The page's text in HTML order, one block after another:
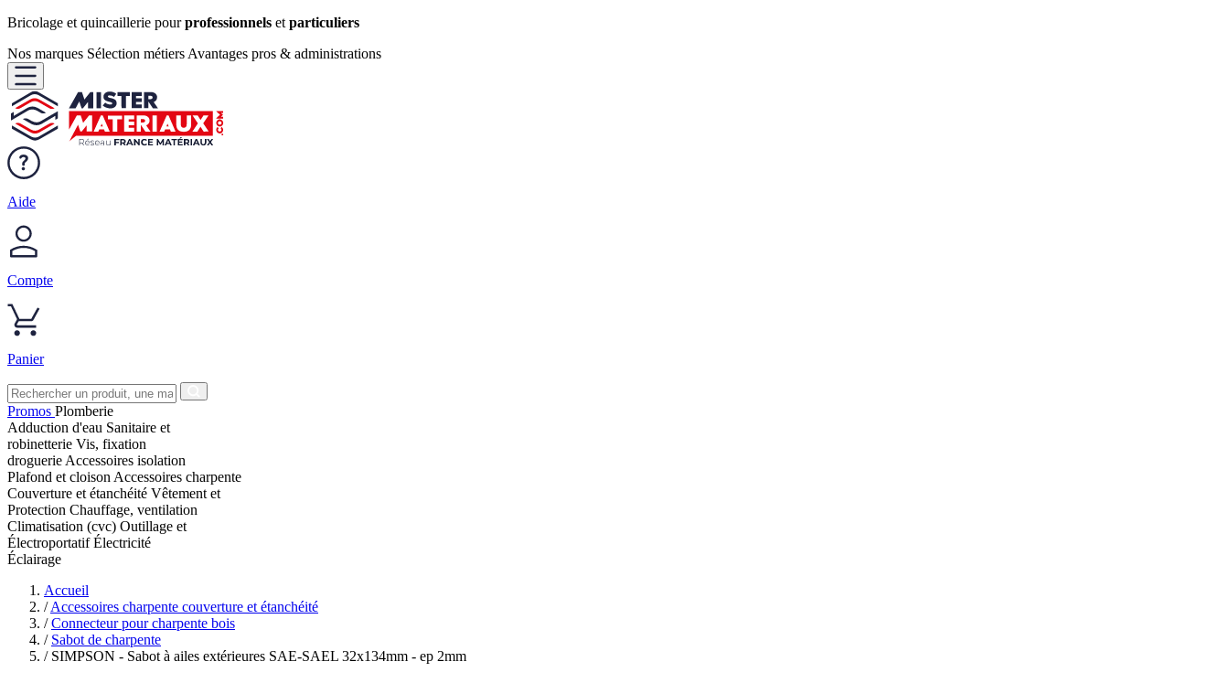
Bricolage et quincaillerie pourprofessionnels et particuliers
Nos marques Sélection métiers Avantages pros & administrations
Aide
Compte
Panier
Promos Plomberie
Adduction d'eau Sanitaire et
robinetterie Vis, fixation
droguerie Accessoires isolation
Plafond et cloison Accessoires charpente
Couverture et étanchéité Vêtement et
Protection Chauffage, ventilation
Climatisation (cvc) Outillage et
ÉlectroportatifÉlectricité
Éclairage
Accueil
/ Accessoires charpente couverture et étanchéité
/ Connecteur pour charpente bois
/ Sabot de charpente
/ SIMPSON - Sabot à ailes extérieures SAE-SAEL 32x134mm - ep 2mm